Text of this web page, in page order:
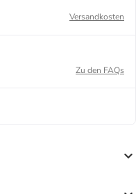
Versandkosten
Zu den FAQs